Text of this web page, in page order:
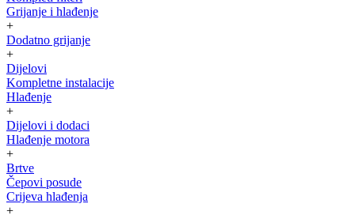
Grijanje i hlađenje
+
Dodatno grijanje
+
Dijelovi
Kompletne instalacije
Hlađenje
+
Dijelovi i dodaci
Hlađenje motora
+
Brtve
Čepovi posude
Crijeva hlađenja
+